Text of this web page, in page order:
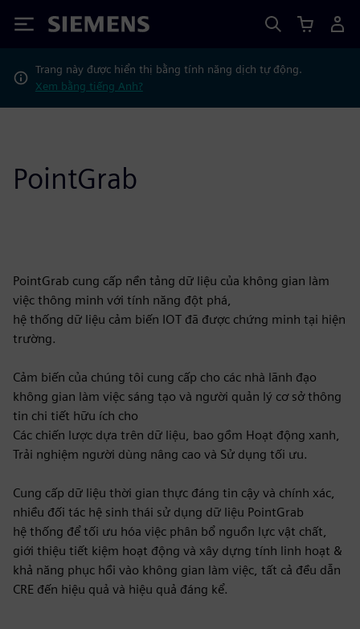
Siemens
Trang này được hiển thị bằng tính năng dịch tự động.
Xem bằng tiếng Anh?
PointGrab
PointGrab cung cấp nền tảng dữ liệu của không gian làm
việc thông minh với tính năng đột phá,
hệ thống dữ liệu cảm biến IOT đã được chứng minh tại hiện
trường.
Cảm biến của chúng tôi cung cấp cho các nhà lãnh đạo
không gian làm việc sáng tạo và người quản lý cơ sở thông
tin chi tiết hữu ích cho
Các chiến lược dựa trên dữ liệu, bao gồm Hoạt động xanh,
Trải nghiệm người dùng nâng cao và Sử dụng tối ưu.
Cung cấp dữ liệu thời gian thực đáng tin cậy và chính xác,
nhiều đối tác hệ sinh thái sử dụng dữ liệu PointGrab
hệ thống để tối ưu hóa việc phân bổ nguồn lực vật chất,
giới thiệu tiết kiệm hoạt động và xây dựng tính linh hoạt &
khả năng phục hồi vào không gian làm việc, tất cả đều dẫn
CRE đến hiệu quả và hiệu quả đáng kể.